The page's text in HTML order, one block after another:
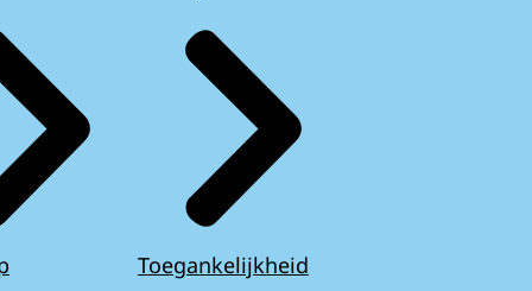
Toegankelijkheid